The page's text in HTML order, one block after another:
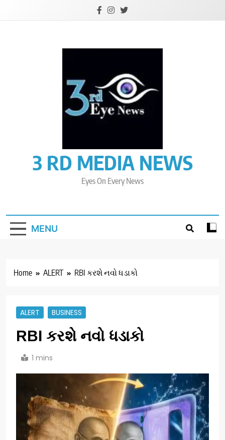
3 RD MEDIA NEWS
Eyes On Every News
MENU
Home ALERT RBI કરશે નવો ધડાકો
ALERT BUSINESS
RBI કરશે નવો ધડાકો
1 mins